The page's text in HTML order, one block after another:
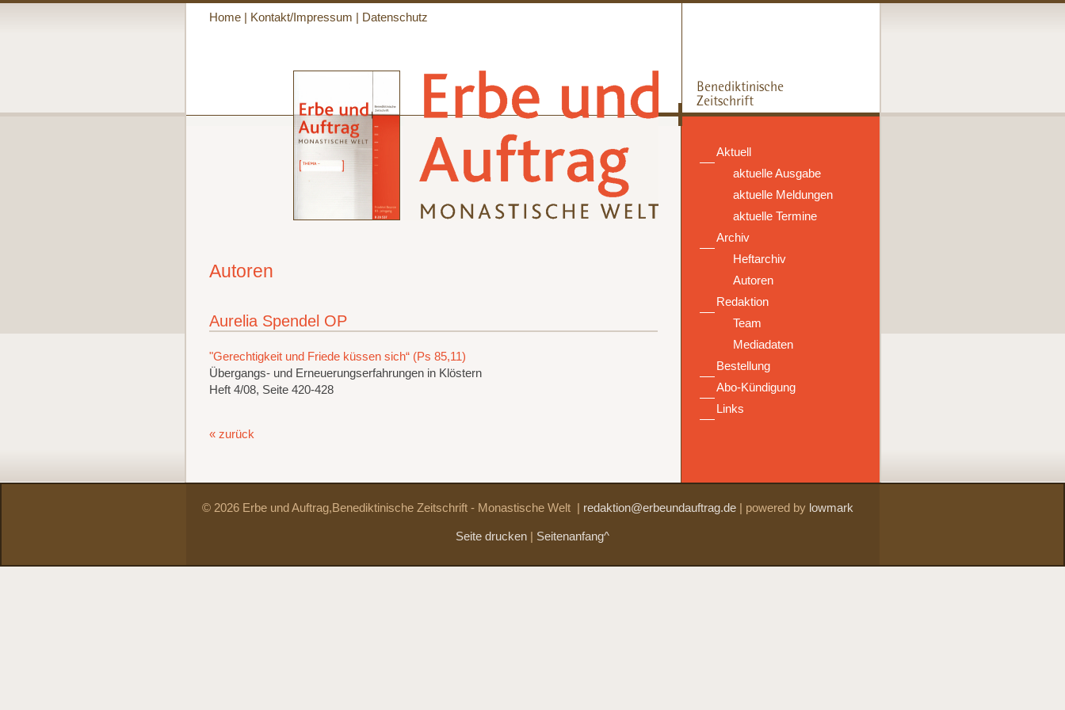
Home| Kontakt/Impressum Datenschutz
Aktuell
aktuelle Ausgabe
aktuelle Meldungen
aktuelle Termine
Archiv
Heftarchiv
Autoren
Redaktion
Team
Mediadaten
Bestellung
Abo-Kündigung
Links
Autoren
Aurelia Spendel OP
"Gerechtigkeit und Friede küssen sich“ (Ps 85,11)
Übergangs- und Erneuerungserfahrungen in Klöstern
Heft 4/08, Seite 420-428
« zurück
© 2026 Erbe und Auftrag,Benediktinische Zeitschrift - Monastische Welt redaktion@erbeundauftrag.de| powered by lowmark
Seite drucken Seitenanfang^